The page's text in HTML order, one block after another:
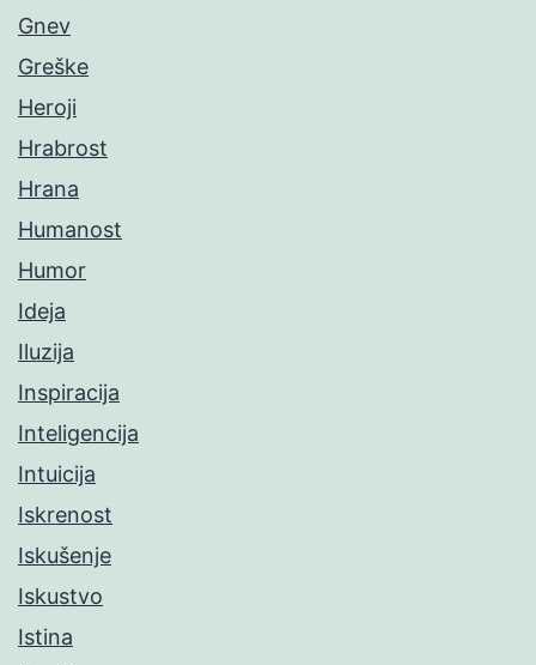
Gnev
Greške
Heroji
Hrabrost
Hrana
Humanost
Humor
Ideja
Iluzija
Inspiracija
Inteligencija
Intuicija
Iskrenost
Iskušenje
Iskustvo
Istina